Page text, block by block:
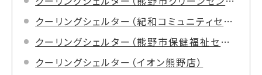
クーリングシェルター（紀和コミュニティセンター）
クーリングシェルター（熊野市保健福祉センター）
クーリングシェルター（イオン熊野店）